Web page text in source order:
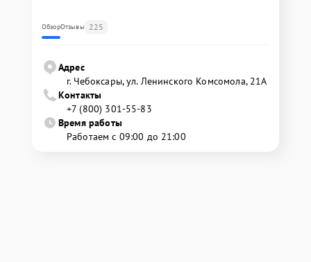
ОбзорОтзывы 225
Адрес
г. Чебоксары, ул. Ленинского Комсомола, 21А
Контакты
+7 (800) 301-55-83
Время работы
Работаем с 09:00 до 21:00